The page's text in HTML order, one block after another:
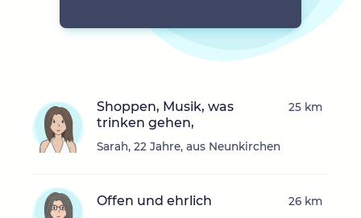
Shoppen, Musik, was
trinken gehen,
Sarah, 22 Jahre, aus Neunkirchen
25 km
Offen und ehrlich 26 km